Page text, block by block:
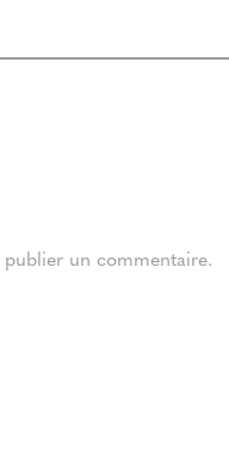
un commentaire.